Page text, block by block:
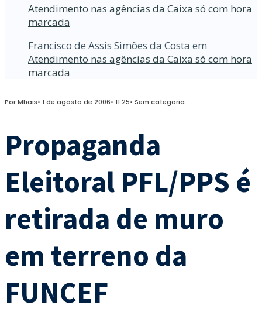
Atendimento nas agências da Caixa só com hora
marcada
Francisco de Assis Simões da Costa em
Atendimento nas agências da Caixa só com hora
marcada
PorMhais• 1 de agosto de 2006• 11:25• Sem categoria
Propaganda
Eleitoral PFL/PPS é
retirada de muro
em terreno da
FUNCEF